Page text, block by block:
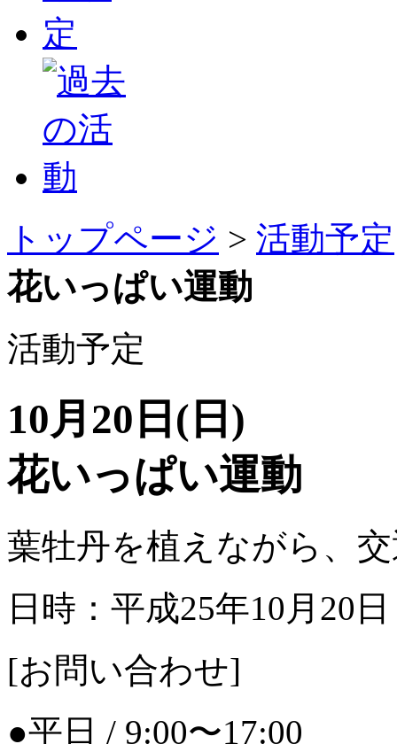
トップページ > 活動予定
花いっぱい運動
活動予定
10月20日(日)
花いっぱい運動
葉牡丹を植えながら、
日時：平成25年10月20
[お問い合わせ]
●平日 / 9:00〜17:00